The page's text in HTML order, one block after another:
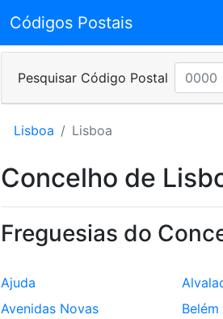
Códigos Postais
Pesquisar Código Postal
Lisboa Lisboa
Concelho de
Freguesias do
Ajuda
Avenidas Novas
Belém